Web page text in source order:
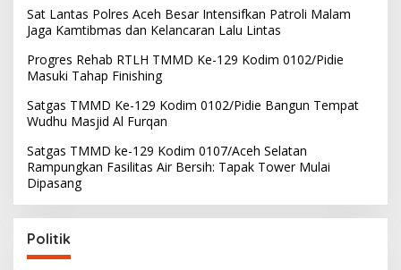
Sat Lantas Polres Aceh Besar Intensifkan Patroli Malam
Jaga Kamtibmas dan Kelancaran Lalu Lintas
Progres Rehab RTLH TMMD Ke-129 Kodim 0102/Pidie
Masuki Tahap Finishing
Satgas TMMD Ke-129 Kodim 0102/Pidie Bangun Tempat
Wudhu Masjid Al Furqan
Satgas TMMD ke-129 Kodim 0107/Aceh Selatan
Rampungkan Fasilitas Air Bersih: Tapak Tower Mulai
Dipasang
Politik